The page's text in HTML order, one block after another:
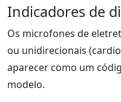
Indicadores de
Os microfones de
ou unidirecionais
aparecer como um
modelo.